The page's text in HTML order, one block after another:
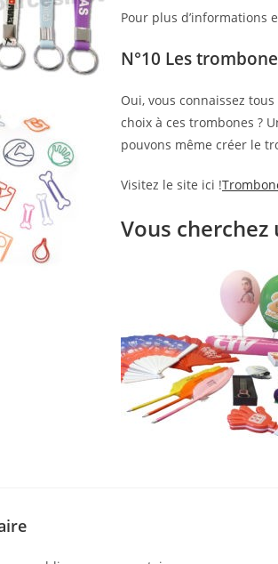
Pour plus d’informations
N°10 Les
Oui, vous connaissez
choix à ces trombones ?
pouvons même créer le
Visitez le site ici !
Vous